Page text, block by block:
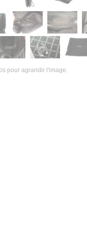
pour agrandir l'image.